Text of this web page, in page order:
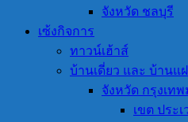
จังหวัด ชลบุรี
เซ้งกิจการ
ทาวน์เฮ้าส์
บ้านเดี่ยว และ บ้านแ
จังหวัด กรุงเท
เขต ประเ